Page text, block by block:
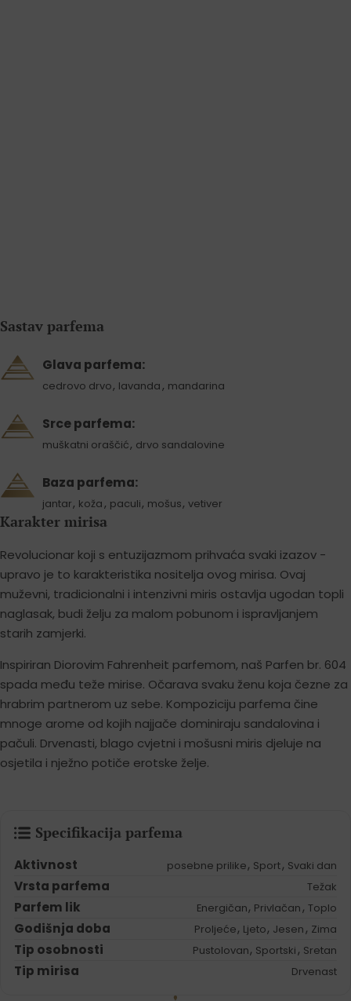
Sastav parfema
Glava parfema:
cedrovo drvo, lavanda , mandarina
Srce parfema:
muškatni oraščić, drvo sandalovine
Baza parfema:
jantar, koža , paculi, mošus, vetiver
Karakter mirisa
Revolucionar koji s entuzijazmom prihvaća svaki izazov -
upravo je to karakteristika nositelja ovog mirisa. Ovaj
muževni, tradicionalni i intenzivni miris ostavlja ugodan topli
naglasak, budi želju za malom pobunom i ispravljanjem
starih zamjerki.
Inspiriran Diorovim Fahrenheit parfemom, naš Parfen br. 604
spada među teže mirise. Očarava svaku ženu koja čezne za
hrabrim partnerom uz sebe. Kompoziciju parfema čine
mnoge arome od kojih najjače dominiraju sandalovina i
pačuli. Drvenasti, blago cvjetni i mošusni miris djeluje na
osjetila i nježno potiče erotske želje.
Specifikacija parfema
Aktivnost posebne prilike, Sport, Svaki dan
Vrsta parfema Težak
Parfem lik Energičan, Privlačan , Toplo
Godišnja doba Proljeće, Ljeto, Jesen , Zima
Tip osobnosti Pustolovan, Sportski , Sretan
Tip mirisa Drvenast